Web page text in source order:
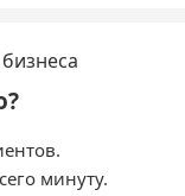
минуту.